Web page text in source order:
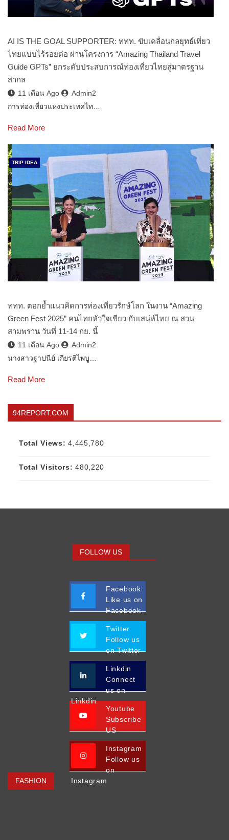
AI IS THE GOAL SUPPORTER: ททท. ขับเคลื่อนกลยุทธ์เที่ยว
ไทยแบบไร้รอยต่อ ผ่านโครงการ “Amazing Thailand Travel
Guide GPTs” ยกระดับประสบการณ์ท่องเที่ยวไทยสู่มาตรฐาน
สากล
11 เดือน Ago
Admin2
การท่องเที่ยวแห่งประเทศไท…
Read More
TRIP IDEA
ททท. ตอกย้ำแนวคิดการท่องเที่ยวรักษ์โลก ในงาน “Amazing
Green Fest 2025” คนไทยหัวใจเขียว กับเสน่ห์ไทย ณ สวน
สามพราน วันที่ 11-14 กย. นี้
11 เดือน Ago
Admin2
นางสาวฐาปนีย์ เกียรติไพบู…
Read More
94REPORT.COM
Total Views:4,445,780
Total Visitors:480,220
FASHION
FOLLOW US
Facebook
Like us on
Facebook
Twitter
Follow us
on Twitter
Linkdin
Connect
us on
Linkdin
Youtube
Subscribe
US
Instagram
Follow us
on
Instagram